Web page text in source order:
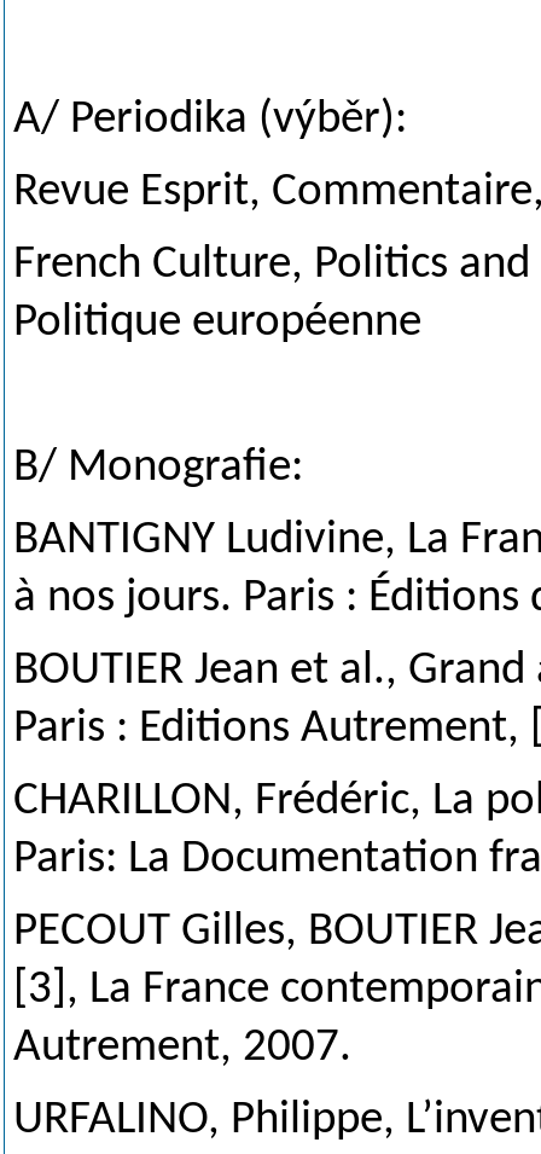
A/ Periodika (výběr):
Revue Esprit,
French Culture, Politics
Politique européenne
B/ Monografie:
BANTIGNY Ludivine, La
à nos jours. Paris : Éditions
BOUTIER Jean et al.,
Paris : Editions Autrement,
CHARILLON, Frédéric, La
Paris: La Documentation
PECOUT Gilles, BOUTIER
[3], La France
Autrement, 2007.
URFALINO, Philippe,